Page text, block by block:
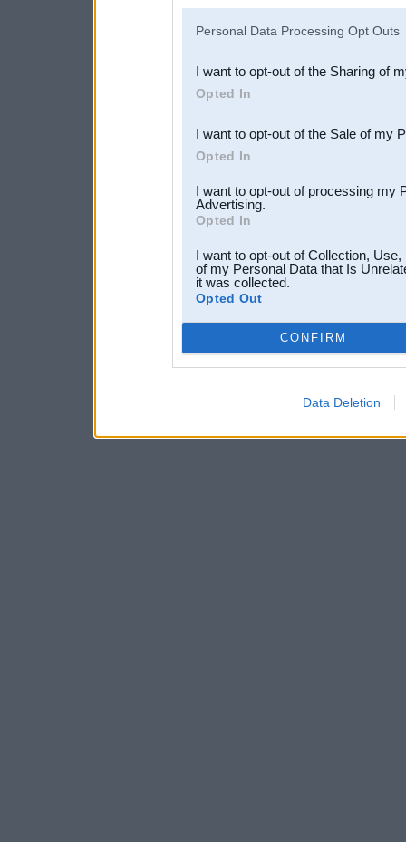
Downstream Participants
third parties.
Personal Data Processing Opt Outs
I want to opt-out of the Sharing of
Opted In
I want to opt-out of the Sale of my
Opted In
I want to opt-out of processing my
Advertising.
Opted In
I want to opt-out of Collection,
of my Personal Data that Is
it was collected.
Opted Out
CONFIRM
Data Deletion